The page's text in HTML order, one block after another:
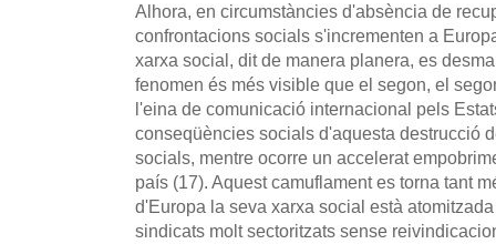
Alhora, en circumstàncies d'absència de
confrontacions socials s'incrementen a
xarxa social, dit de manera planera, es
fenomen és més visible que el segon, el
l'eina de comunicació internacional pels
conseqüències socials d'aquesta destrucció
socials, mentre ocorre un accelerat
país (17). Aquest camuflament es torna tant
d'Europa la seva xarxa social està
sindicats molt sectoritzats sense